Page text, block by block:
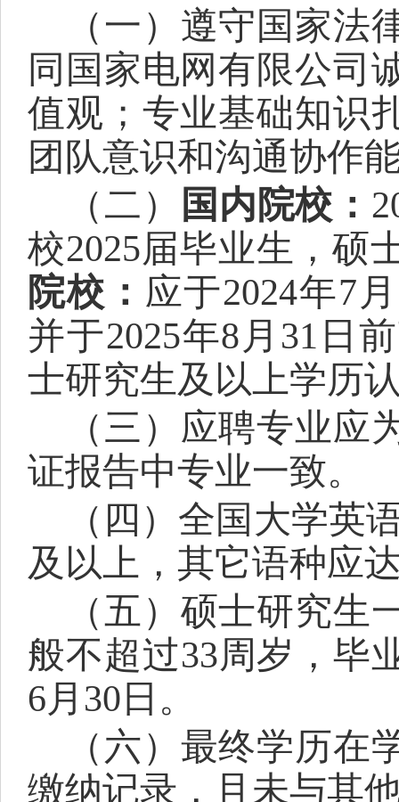
（一） 遵守国家法
同国家电网有限公司
值观；专业基础知识
团队意识和沟通协作
（二） 国内院校：
校2025届毕业生，硕
院校： 应于2024年7
并于2025年8月31日
士研究生及以上学历
（ 三 ） 应聘专业应
证报告中专业一致。
（ 四 ） 全国大学英
及以上 ， 其它语种应
（五 ） 硕士研究生
般不超过33周岁，毕
6月30日。
（六） 最终学历在
缴纳记录，且未与其